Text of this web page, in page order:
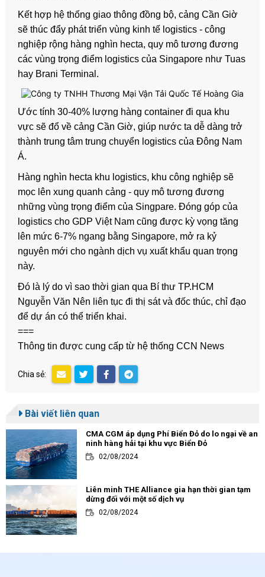
Kết hợp hệ thống giao thông đồng bộ, cảng Cần Giờ
sẽ thúc đẩy phát triển vùng kinh tế logistics - công
nghiệp rộng hàng nghìn hecta, quy mô tương đương
các vùng trọng điểm logistics của Singapore như Tuas
hay Brani Terminal.
Ước tính 30-40% lượng hàng container đi qua khu
vực sẽ đổ về cảng Cần Giờ, giúp nước ta dễ dàng trở
thành trung tâm trung chuyển logistics của Đông Nam
Á.
Hàng nghìn hecta khu logistics, khu công nghiệp sẽ
mọc lên xung quanh cảng - quy mô tương đương
những vùng trọng điểm của Singpare. Đóng góp của
logistics cho GDP Việt Nam cũng được kỳ vọng tăng
lên mức 6-7% ngang bằng Singapore, mở ra kỷ
nguyên mới cho ngành dịch vụ xuất khẩu quan trọng
này.
Đó là lý do vì sao thời gian qua Bí thư TP.HCM
Nguyễn Văn Nên liên tục đi thị sát và đốc thúc, chỉ đạo
để dự án có thể triển khai.
===
Thông tin được cung cấp từ hệ thống CCN News
Chia sẻ:
Bài viết liên quan
CMA CGM áp dụng Phí Biển Đỏ do lo ngại về an
ninh hàng hải tại khu vực Biển Đỏ
02/08/2024
Liên minh THE Alliance gia hạn thời gian tạm
dừng đối với một số dịch vụ
02/08/2024